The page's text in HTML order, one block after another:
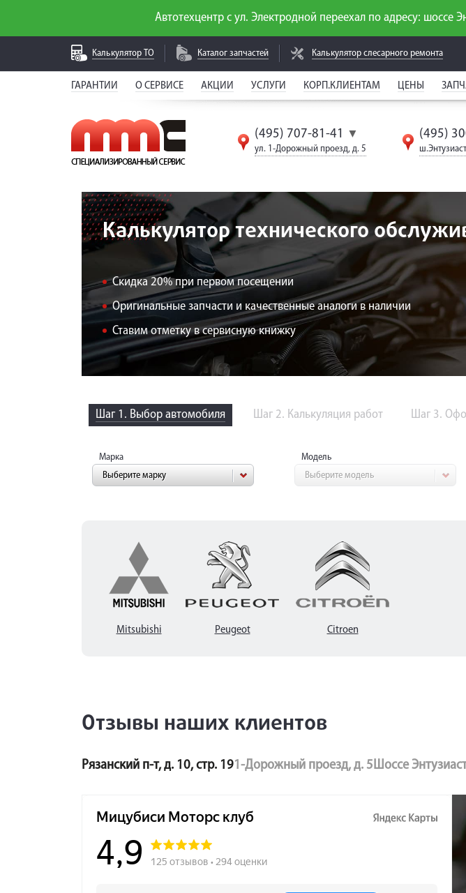
Автотехцентр с ул. Электродной переехал по адресу: шоссе
Калькулятор ТО Каталог запчастей Калькулятор слесарного ремонта
ГАРАНТИИ О СЕРВИСЕ АКЦИИ УСЛУГИ КОРП.КЛИЕНТАМ ЦЕНЫ
(495) 707-81-41 ▼
ул. 1-Дорожный проезд, д. 5
(495)
Калькулятор технического
Скидка 20% при первом посещении
Оригинальные запчасти и качественные аналоги в наличии
Ставим отметку в сервисную книжку
Шаг 1. Выбор автомобиля Шаг 2. Калькуляция работ Шаг 3.
Марка
Выберите марку
Модель
Выберите модель
Mitsubishi Peugeot Citroen
Отзывы наших клиентов
Рязанский п-т, д. 10, стр. 191-Дорожный проезд, д. 5Шоссе